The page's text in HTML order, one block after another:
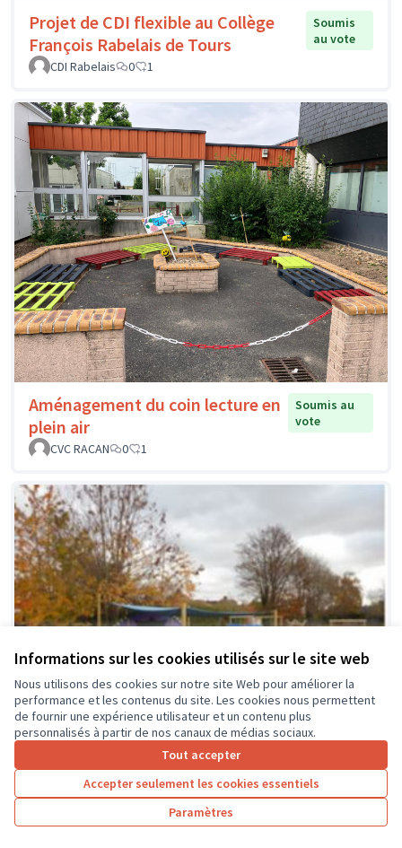
Informations sur les cookies utilisés sur le site web
Nous utilisons des cookies sur notre site Web pour améliorer la
performance et les contenus du site. Les cookies nous permettent
de fournir une expérience utilisateur et un contenu plus
personnalisés à partir de nos canaux de médias sociaux.
Tout accepter
Accepter seulement les cookies essentiels
Paramètres
Projet de CDI flexible au Collège
François Rabelais de Tours
Soumis
au vote
CDI Rabelais
0 1
Aménagement du coin lecture en
plein air
Soumis au
vote
CVC RACAN
0 1
La classe en dehors des murs
Soumis au vote
0